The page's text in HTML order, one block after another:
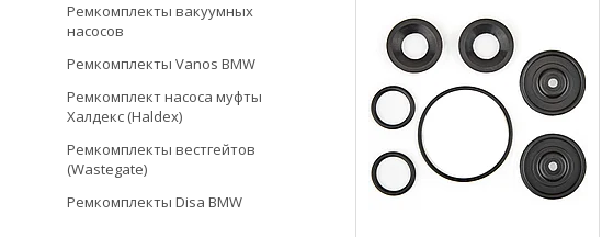
Ремкомплекты вакуумных
насосов
Ремкомплекты Vanos BMW
Ремкомплект насоса муфты
Халдекс (Haldex)
Ремкомплекты вестгейтов
(Wastegate)
Ремкомплекты Disa BMW